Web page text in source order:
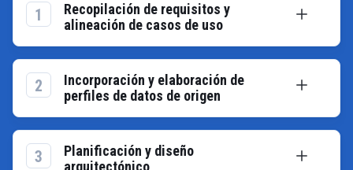
1
Recopilación de requisitos y
alineación de casos de uso
Colaboramos con las partes interesadas para
aclarar los objetivos empresariales, las
necesidades de cumplimiento y las expectativas
información en especificaciones prácticas, como
acuerdos de nivel de servicio, indicadores clave de
2
Incorporación y elaboración de
perfiles de datos de origen
Identificamos y conectamos fuentes de datos
externas e internas. A continuación, perfilamos los
formatos de datos, la calidad, el volumen y las
3
Planificación y diseño
arquitectónico